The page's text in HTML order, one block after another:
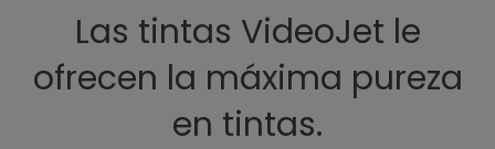
Las tintas VideoJet le
ofrecen la máxima pureza
en tintas.